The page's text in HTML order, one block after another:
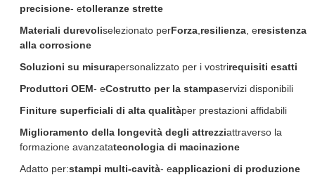
precisione- etolleranze strette
Materiali durevoliselezionato perForza resilienza , eresistenza
alla corrosione
Soluzioni su misurapersonalizzato per i vostrirequisiti esatti
Produttori OEM- eCostrutto per la stampaservizi disponibili
Finiture superficiali di alta qualitàper prestazioni affidabili
Miglioramento della longevità degli attrezziattraverso la
formazione avanzatatecnologia di macinazione
Adatto per:stampi multi-cavità- eapplicazioni di produzione